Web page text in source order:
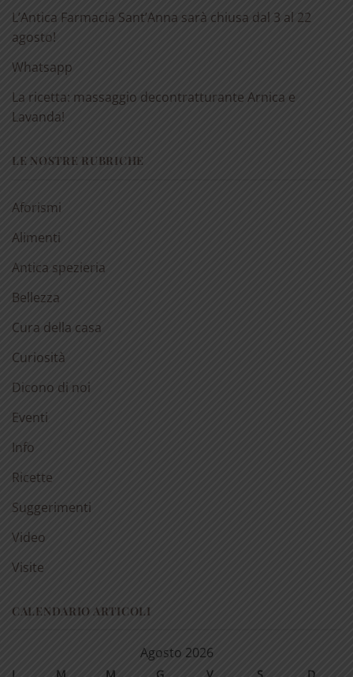
L’Antica Farmacia Sant’Anna sarà chiusa dal 3 al 22
agosto!
Whatsapp
La ricetta: massaggio decontratturante Arnica e
Lavanda!
LE NOSTRE RUBRICHE
Aforismi
Alimenti
Antica spezieria
Bellezza
Cura della casa
Curiosità
Dicono di noi
Eventi
Info
Ricette
Suggerimenti
Video
Visite
CALENDARIO ARTICOLI
Agosto 2026